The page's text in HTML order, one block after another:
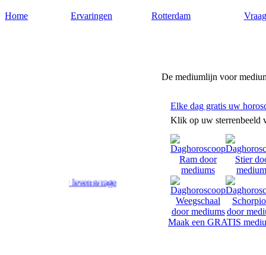
Home Ervaringen Rotterdam
De mediumlijn voor
op uw levensvragen.
Elke dag gratis uw
Klik op uw sterrenbeeld
Maak een GRATIS